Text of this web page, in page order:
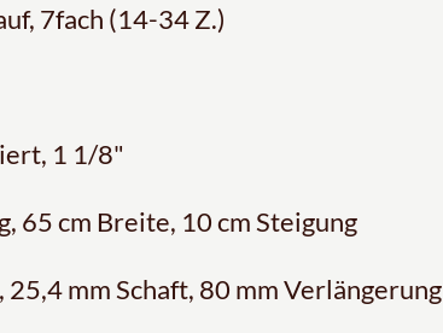
7fach (14-34 Z.)
1 1/8"
65 cm Breite, 10 cm Steigung
mm Schaft, 80 mm Verlängerung